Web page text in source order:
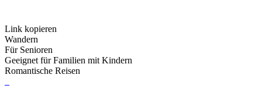
Link kopieren
Wandern
Für Senioren
Geeignet für Familien mit Kindern
Romantische Reisen